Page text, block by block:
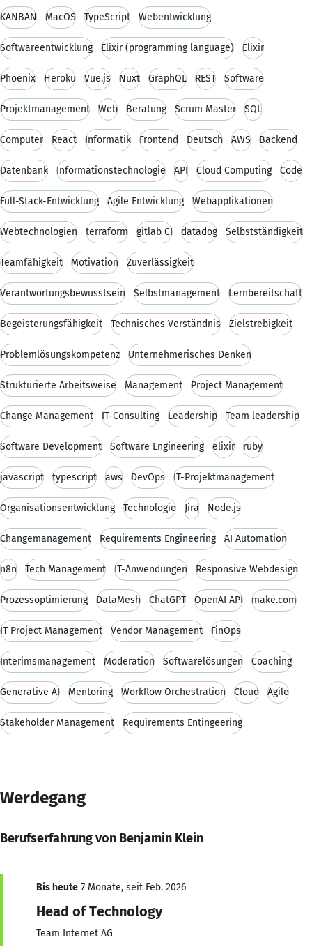
KANBAN MacOS TypeScript Webentwicklung
Softwareentwicklung Elixir (programming language) Elixir
Phoenix Heroku Vue.js Nuxt GraphQL REST Software
Projektmanagement Web Beratung Scrum Master SQL
Computer React Informatik Frontend Deutsch AWS Backend
Datenbank Informationstechnologie API Cloud Computing Code
Full-Stack-Entwicklung Agile Entwicklung Webapplikationen
Webtechnologien terraform gitlab CI datadog Selbstständigkeit
Teamfähigkeit Motivation Zuverlässigkeit
Verantwortungsbewusstsein Selbstmanagement Lernbereitschaft
Begeisterungsfähigkeit Technisches Verständnis Zielstrebigkeit
Problemlösungskompetenz Unternehmerisches Denken
Strukturierte Arbeitsweise Management Project Management
Change Management IT-Consulting Leadership Team leadership
Software Development Software Engineering elixir ruby
javascript typescript aws DevOps IT-Projektmanagement
Organisationsentwicklung Technologie Jira Node.js
Changemanagement Requirements Engineering AI Automation
n8n Tech Management IT-Anwendungen Responsive Webdesign
Prozessoptimierung DataMesh ChatGPT OpenAI API make.com
IT Project Management Vendor Management FinOps
Interimsmanagement Moderation Softwarelösungen Coaching
Generative AI Mentoring Workflow Orchestration Cloud Agile
Stakeholder Management Requirements Entingeering
Werdegang
Berufserfahrung von Benjamin Klein
Bis heute 7 Monate, seit Feb. 2026
Head of Technology
Team Internet AG